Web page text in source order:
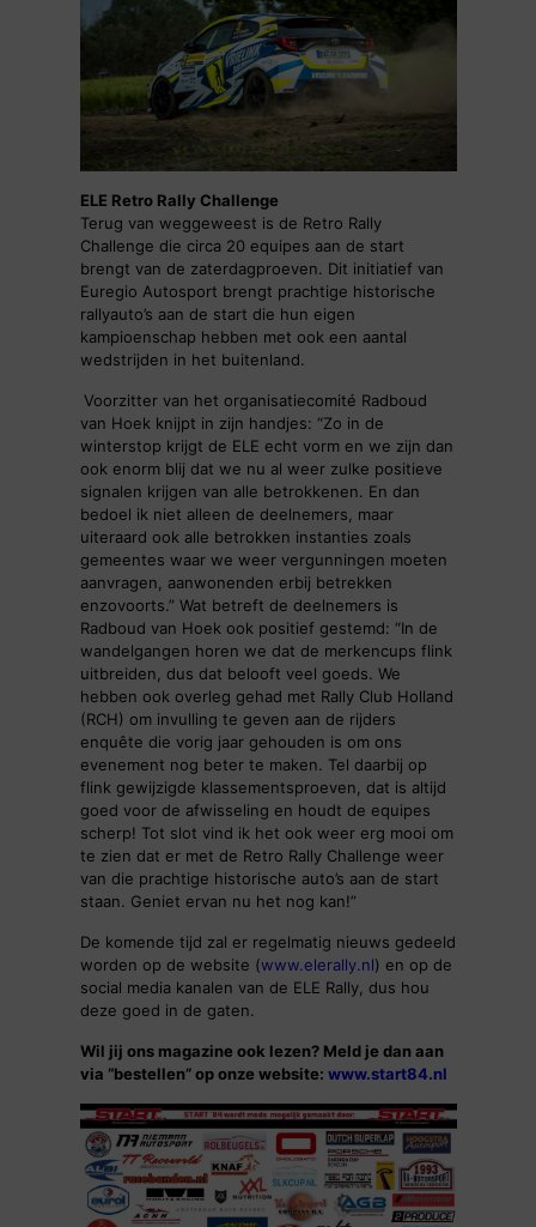
ELE Retro Rally Challenge
Terug van weggeweest is de Retro Rally
Challenge die circa 20 equipes aan de start
brengt van de zaterdagproeven. Dit initiatief van
Euregio Autosport brengt prachtige historische
rallyauto’s aan de start die hun eigen
kampioenschap hebben met ook een aantal
wedstrijden in het buitenland.
Voorzitter van het organisatiecomité Radboud
van Hoek knijpt in zijn handjes: “Zo in de
winterstop krijgt de ELE echt vorm en we zijn dan
ook enorm blij dat we nu al weer zulke positieve
signalen krijgen van alle betrokkenen. En dan
bedoel ik niet alleen de deelnemers, maar
uiteraard ook alle betrokken instanties zoals
gemeentes waar we weer vergunningen moeten
aanvragen, aanwonenden erbij betrekken
enzovoorts.” Wat betreft de deelnemers is
Radboud van Hoek ook positief gestemd: “In de
wandelgangen horen we dat de merkencups flink
uitbreiden, dus dat belooft veel goeds. We
hebben ook overleg gehad met Rally Club Holland
(RCH) om invulling te geven aan de rijders
enquête die vorig jaar gehouden is om ons
evenement nog beter te maken. Tel daarbij op
flink gewijzigde klassementsproeven, dat is altijd
goed voor de afwisseling en houdt de equipes
scherp! Tot slot vind ik het ook weer erg mooi om
te zien dat er met de Retro Rally Challenge weer
van die prachtige historische auto’s aan de start
staan. Geniet ervan nu het nog kan!”
De komende tijd zal er regelmatig nieuws gedeeld
worden op de website (www.elerally.nl) en op de
social media kanalen van de ELE Rally, dus hou
deze goed in de gaten.
Wil jij ons magazine ook lezen? Meld je dan aan
via “bestellen” op onze website: www.start84.nl